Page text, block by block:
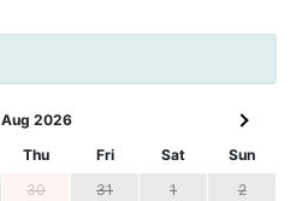
Aug 2026
Thu Fri Sat
Sun
30 31 1
2